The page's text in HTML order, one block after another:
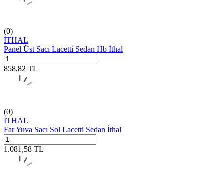
(0)
İTHAL
Panel Üst Sacı Lacetti Sedan Hb İthal
858,82 TL
(0)
İTHAL
Far Yuva Sacı Sol Lacetti Sedan İthal
1.081,58 TL